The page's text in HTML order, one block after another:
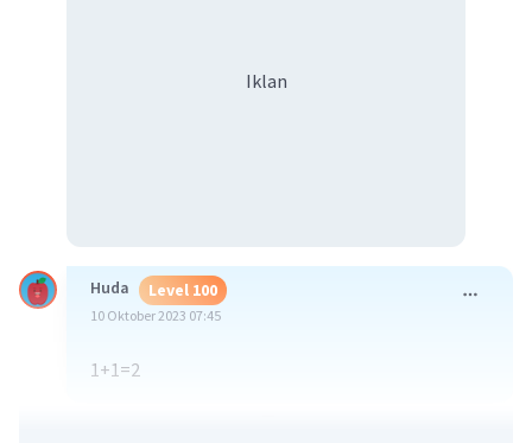
Iklan
Huda Level 100
10 Oktober 2023 07:45
1+1=2